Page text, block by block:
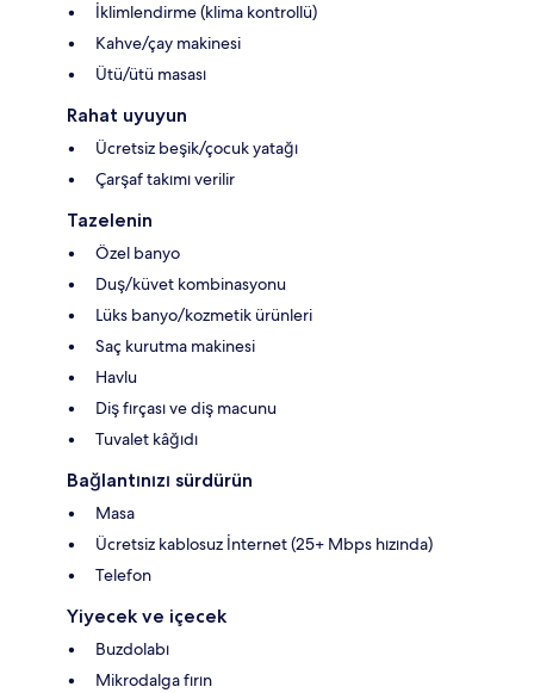
İklimlendirme (klima kontrollü)
Kahve/çay makinesi
Ütü/ütü masası
Rahat uyuyun
Ücretsiz beşik/çocuk yatağı
Çarşaf takımı verilir
Tazelenin
Özel banyo
Duş/küvet kombinasyonu
Lüks banyo/kozmetik ürünleri
Saç kurutma makinesi
Havlu
Diş fırçası ve diş macunu
Tuvalet kâğıdı
Bağlantınızı sürdürün
Masa
Ücretsiz kablosuz İnternet (25+ Mbps hızında)
Telefon
Yiyecek ve içecek
Buzdolabı
Mikrodalga fırın